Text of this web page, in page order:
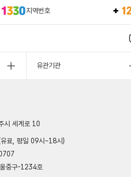
지역번호
유관기관
시 세계로 10
료, 평일 09시~18시)
중구-1234호